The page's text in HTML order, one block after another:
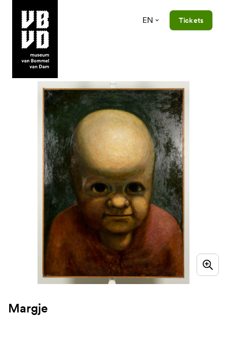
museum van Bommel van Dam
EN Tickets
Margje